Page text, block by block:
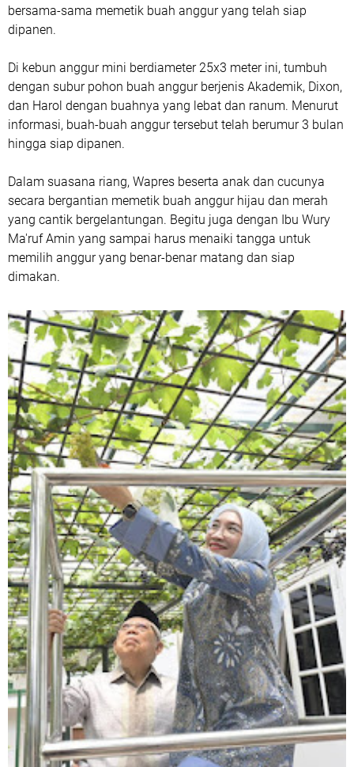
bersama-sama memetik buah anggur yang telah siap
dipanen.
Di kebun anggur mini berdiameter 25x3 meter ini, tumbuh
dengan subur pohon buah anggur berjenis Akademik, Dixon,
dan Harol dengan buahnya yang lebat dan ranum. Menurut
informasi, buah-buah anggur tersebut telah berumur 3 bulan
hingga siap dipanen.
Dalam suasana riang, Wapres beserta anak dan cucunya
secara bergantian memetik buah anggur hijau dan merah
yang cantik bergelantungan. Begitu juga dengan Ibu Wury
Ma'ruf Amin yang sampai harus menaiki tangga untuk
memilih anggur yang benar-benar matang dan siap
dimakan.